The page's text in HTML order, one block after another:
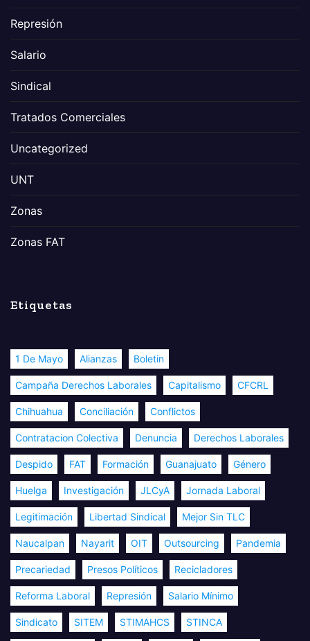
Represión
Salario
Sindical
Tratados Comerciales
Uncategorized
UNT
Zonas
Zonas FAT
Etiquetas
1 De Mayo Alianzas Boletin
Campaña Derechos Laborales Capitalismo CFCRL
Chihuahua Conciliación Conflictos
Contratacion Colectiva Denuncia Derechos Laborales
Despido FAT Formación Guanajuato Género
Huelga Investigación JLCyA Jornada Laboral
Legitimación Libertad Sindical Mejor Sin TLC
Naucalpan Nayarit OIT Outsourcing Pandemia
Precariedad Presos Políticos Recicladores
Reforma Laboral Represión Salario Mínimo
Sindicato SITEM STIMAHCS STINCA